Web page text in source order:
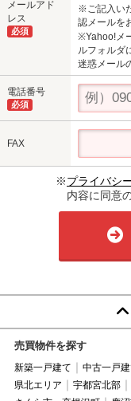
メールアド
レス
必須
※ご記入い
認メールを
※Yahoo!メ
ルフォルダ
迷惑メール
電話番号
必須
FAX
※プライバシ
内容に同意
売買物件を探す
新築一戸建て 中古一戸
県北エリア
宇都宮北部